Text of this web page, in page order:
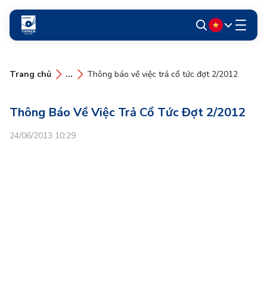
Trang chủ ... Thông báo về việc trả cổ tức đợt 2/2012
Thông Báo Về Việc Trả Cổ Tức Đợt 2/2012
24/06/2013 10:29